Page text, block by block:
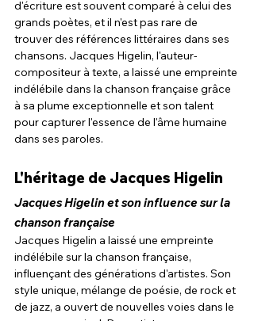
d'écriture est souvent comparé à celui des
grands poètes, et il n'est pas rare de
trouver des références littéraires dans ses
chansons. Jacques Higelin, l'auteur-
compositeur à texte, a laissé une empreinte
indélébile dans la chanson française grâce
à sa plume exceptionnelle et son talent
pour capturer l'essence de l'âme humaine
dans ses paroles.
L'héritage de Jacques Higelin
Jacques Higelin et son influence sur la
chanson française
Jacques Higelin a laissé une empreinte
indélébile sur la chanson française,
influençant des générations d'artistes. Son
style unique, mélange de poésie, de rock et
de jazz, a ouvert de nouvelles voies dans le